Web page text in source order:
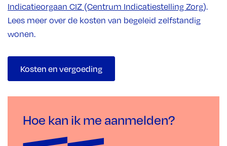
Indicatieorgaan CIZ (Centrum Indicatiestelling Zorg).
Lees meer over de kosten van begeleid zelfstandig
wonen.
Kosten en vergoeding
Hoe kan ik me aanmelden?